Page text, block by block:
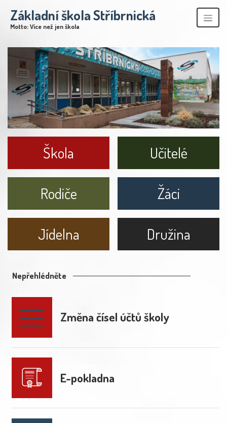
Základní škola Stříbrnická
Motto: Více než jen škola
Škola Učitelé
Rodiče Žáci
Jídelna Družina
Nepřehlédněte
Změna čísel účtů školy
E-pokladna